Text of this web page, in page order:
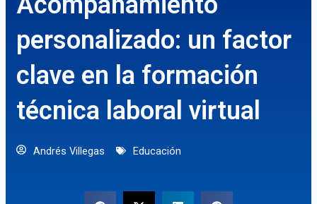
personalizado: un factor
clave en la formación
técnica laboral virtual
Andrés Villegas Educación